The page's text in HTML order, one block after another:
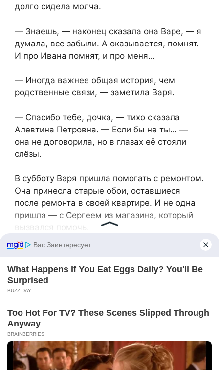
долго сидела молча.
— Знаешь, — наконец сказала она Варе, — я
думала, все забыли. А оказывается, помнят.
И про Ивана помнят, и про меня…
— Иногда важнее общая история, чем
родственные связи, — заметила Варя.
— Спасибо тебе, дочка, — тихо сказала
Алевтина Петровна. — Если бы не ты… —
она не договорила, но в глазах её стояли
слёзы.
В субботу Варя пришла помогать с ремонтом.
Она принесла старые обои, оставшиеся
после ремонта в своей квартире. И не одна
пришла — с Сергеем из магазина, который
вызвался помочь.
— Я умею стелить полы, — заявил он,
осматривая работу. — Отец был плотником,
научил.
трудолюбивым. Пока Михалыч с сыном
Костей заканчивали работу над трубами,
Варя и Сергей занялись полом и стенами. К
вечеру комната преобразилась: от сырости и
плесени не осталось следа, на полу лежал